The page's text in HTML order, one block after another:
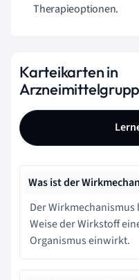
Therapieoptionen.
Karteikarten in
Was ist der
Der
Weise der Wirkstoff
Organismus einwirkt.